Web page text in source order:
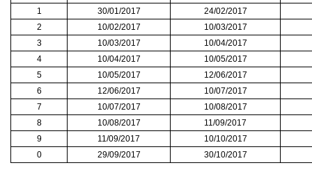
1 30/01/2017
24/02/2017
2
10/02/2017
10/03/2017
3
10/03/2017
10/04/2017
4
10/04/2017
10/05/2017
5
10/05/2017
12/06/2017
6
12/06/2017
10/07/2017
7
10/07/2017
10/08/2017
8
10/08/2017
11/09/2017
9
11/09/2017
10/10/2017
0
29/09/2017 30/10/2017